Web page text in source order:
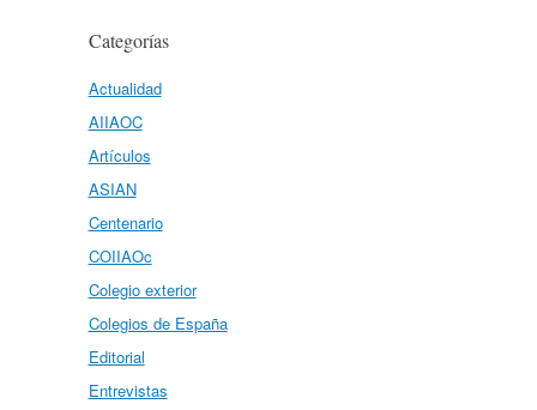
Categorías
Actualidad
AIIAOC
Artículos
ASIAN
Centenario
COIIAOc
Colegio exterior
Colegios de España
Editorial
Entrevistas